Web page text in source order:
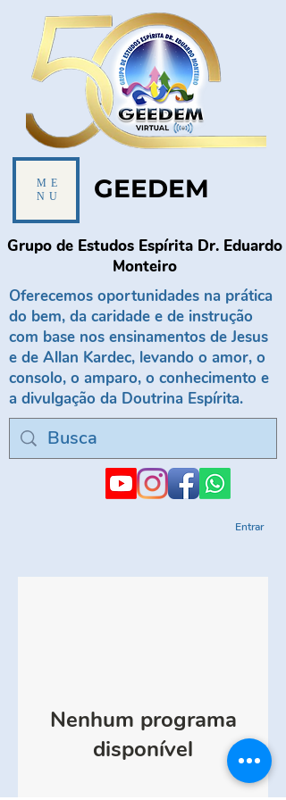
GEEDEM
Grupo de Estudos Espírita Dr. Eduardo
Monteiro
ME
NU
Oferecemos oportunidades na prática
do bem, da caridade e de instrução
com base nos ensinamentos de Jesus
e de Allan Kardec, levando o amor, o
consolo, o amparo, o conhecimento e
a divulgação da Doutrina Espírita.
Entrar
Nenhum programa
disponível